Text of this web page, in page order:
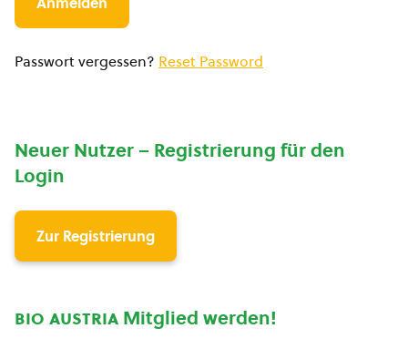
Passwort vergessen? Reset Password
Neuer Nutzer – Registrierung für den
Login
Zur Registrierung
bio austria Mitglied werden!